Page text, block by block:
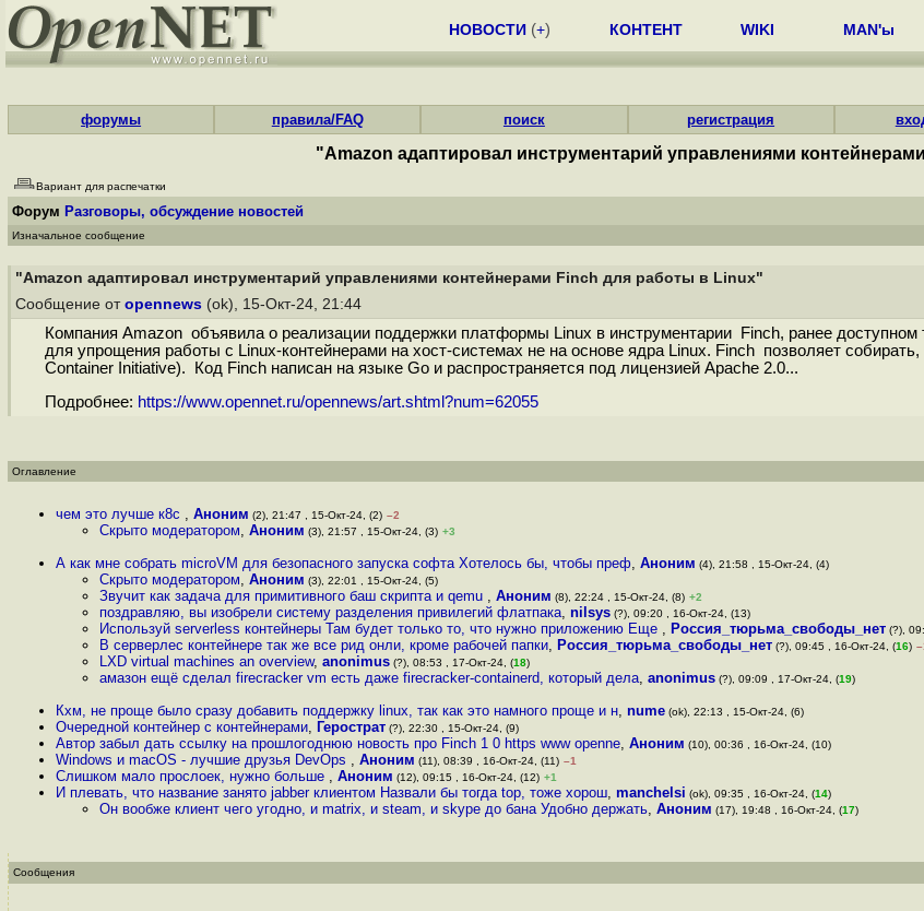
НОВОСТИ (+) КОНТЕНТ WIKI MAN'ы
форумы правила/FAQ поиск регистрация
"Amazon адаптировал инструментарий управлениями
Вариант для распечатки
Форум Разговоры, обсуждение новостей
Изначальное сообщение
"Amazon адаптировал инструментарий управлениями контейнерами Finch для работы в Linux"
Сообщение от opennews (ok), 15-Окт-24, 21:44
Компания Amazon объявила о реализации поддержки платформы Linux в инструментарии Finch, ранее
для упрощения работы с Linux-контейнерами на хост-системах не на основе ядра Linux. Finch позволяет
Container Initiative). Код Finch написан на языке Go и распространяется под лицензией Apache 2.0...
Подробнее: https://www.opennet.ru/opennews/art.shtml?num=62055
Оглавление
чем это лучше к8с , Аноним (2), 21:47 , 15-Окт-24, (2) –2
Скрыто модератором, Аноним (3), 21:57 , 15-Окт-24, (3) +3
А как мне собрать microVM для безопасного запуска софта Хотелось бы, чтобы преф, Аноним (4), 21:58 , 15-Окт-24, (4)
Скрыто модератором, Аноним (3), 22:01 , 15-Окт-24, (5)
Звучит как задача для примитивного баш скрипта и qemu , Аноним (8), 22:24 , 15-Окт-24, (8) +2
поздравляю, вы изобрели систему разделения привилегий флатпака, nilsys (?), 09:20 , 16-Окт-24, (13)
Используй serverless контейнеры Там будет только то, что нужно приложению Еще , Россия_тюрьма_свободы_нет (?),
В серверлес контейнере так же все рид онли, кроме рабочей папки, Россия_тюрьма_свободы_нет (?), 09:45 , 16-Окт-24, (16)
LXD virtual machines an overview, anonimus (?), 08:53 , 17-Окт-24, (18)
амазон ещё сделал firecracker vm есть даже firecracker-containerd, который дела, anonimus (?), 09:09 , 17-Окт-24, (19)
Кхм, не проще было сразу добавить поддержку linux, так как это намного проще и н, nume (ok), 22:13 , 15-Окт-24, (6)
Очередной контейнер с контейнерами, Герострат (?), 22:30 , 15-Окт-24, (9)
Автор забыл дать ссылку на прошлогоднюю новость про Finch 1 0 https www openne, Аноним (10), 00:36 , 16-Окт-24, (10)
Windows и macOS - лучшие друзья DevOps , Аноним (11), 08:39 , 16-Окт-24, (11) –1
Слишком мало прослоек, нужно больше , Аноним (12), 09:15 , 16-Окт-24, (12) +1
И плевать, что название занято jabber клиентом Назвали бы тогда top, тоже хорош, manchelsi (ok), 09:35 , 16-Окт-24, (14)
Он вообже клиент чего угодно, и matrix, и steam, и skype до бана Удобно держать, Аноним (17), 19:48 , 16-Окт-24, (17)
Сообщения